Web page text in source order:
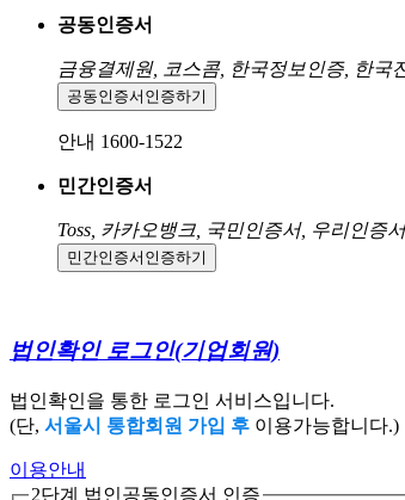
공동인증서
금융결제원, 코스콤, 한국정보인증, 한국
공동인증서 인증하기
안내 1600-1522
민간인증서
Toss, 카카오뱅크, 국민인증서, 우리인증
민간인증서 인증하기
법인확인 로그인(기업회원)
법인확인을 통한 로그인 서비스입니다.
(단, 서울시 통합회원 가입 후 이용가능합니다.)
이용안내
2단계 법인공동인증서 인증